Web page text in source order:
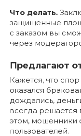
Что делать.
защищенные
с заказом вы
через
Предлагают
Кажется, что
оказался
дождались,
всегда решается
этом, мошенники
пользователей.